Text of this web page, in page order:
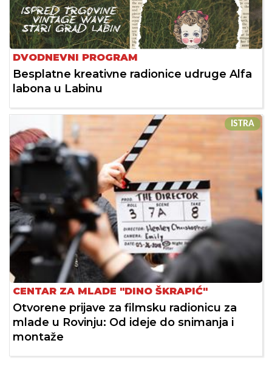
DVODNEVNI PROGRAM
Besplatne kreativne radionice udruge Alfa
labona u Labinu
ISTRA
CENTAR ZA MLADE "DINO ŠKRAPIĆ"
Otvorene prijave za filmsku radionicu za
mlade u Rovinju: Od ideje do snimanja i
montaže